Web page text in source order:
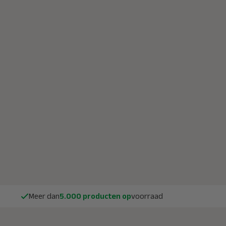
Meer dan5.000 producten opvoorraad